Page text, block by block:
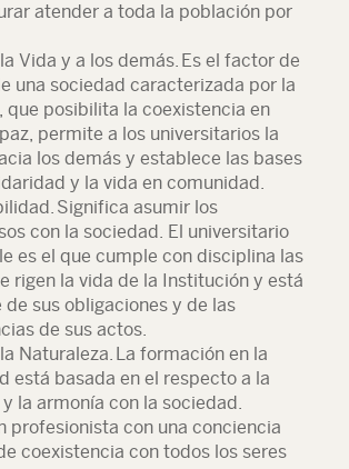
atender a toda la población por
Vida y a los demás. Es el factor de
una sociedad caracterizada por la
que posibilita la coexistencia en
permite a los universitarios la
los demás y establece las bases
y la vida en comunidad.
Significa asumir los
con la sociedad. El universitario
es el que cumple con disciplina las
rigen la vida de la Institución y está
sus obligaciones y de las
de sus actos.
Naturaleza. La formación en la
está basada en el respecto a la
la armonía con la sociedad.
profesionista con una conciencia
coexistencia con todos los seres